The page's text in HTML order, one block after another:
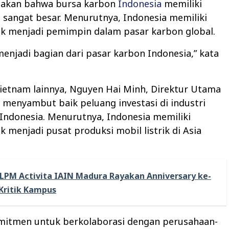
bahwa bursa karbon Indonesia memiliki
besar. Menurutnya, Indonesia memiliki
menjadi pemimpin dalam pasar karbon global.
bagian dari pasar karbon Indonesia,” kata
lainnya, Nguyen Hai Minh, Direktur Utama
menyambut baik peluang investasi di industri
Menurutnya, Indonesia memiliki
menjadi pusat produksi mobil listrik di Asia
LPM Activita IAIN Madura Rayakan Anniversary ke-
Kampus
untuk berkolaborasi dengan perusahaan-